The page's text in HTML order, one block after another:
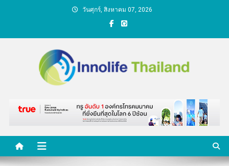
วันศุกร์, สิงหาคม 07, 2026
คนกับความคิด ชีวิตกับ
นวัตกรรม